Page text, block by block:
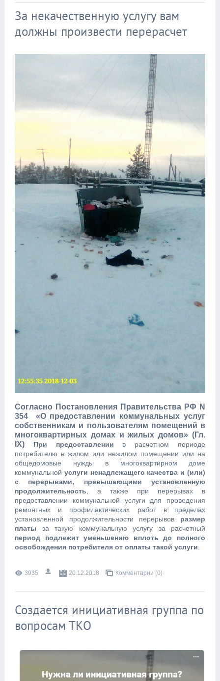
За некачественную услугу вам
должны произвести перерасчет
Согласно Постановления Правительства РФ N
354 «О предоставлении коммунальных услуг
собственникам и пользователям помещений в
многоквартирных домах и жилых домов» (Гл.
IX) При предоставлении в расчетном периоде
потребителю в жилом или нежилом помещении или на
общедомовые нужды в многоквартирном доме
коммунальной услуги ненадлежащего качества и (или)
с перерывами, превышающими установленную
продолжительность , а также при перерывах в
предоставлении коммунальной услуги для проведения
ремонтных и профилактических работ в пределах
установленной продолжительности перерывов размер
платы за такую коммунальную услугу за расчетный
период подлежит уменьшению вплоть до полного
освобождения потребителя от оплаты такой услуги
3935 20.12.2018 Комментарии (0)
Создается инициативная группа по
вопросам ТКО